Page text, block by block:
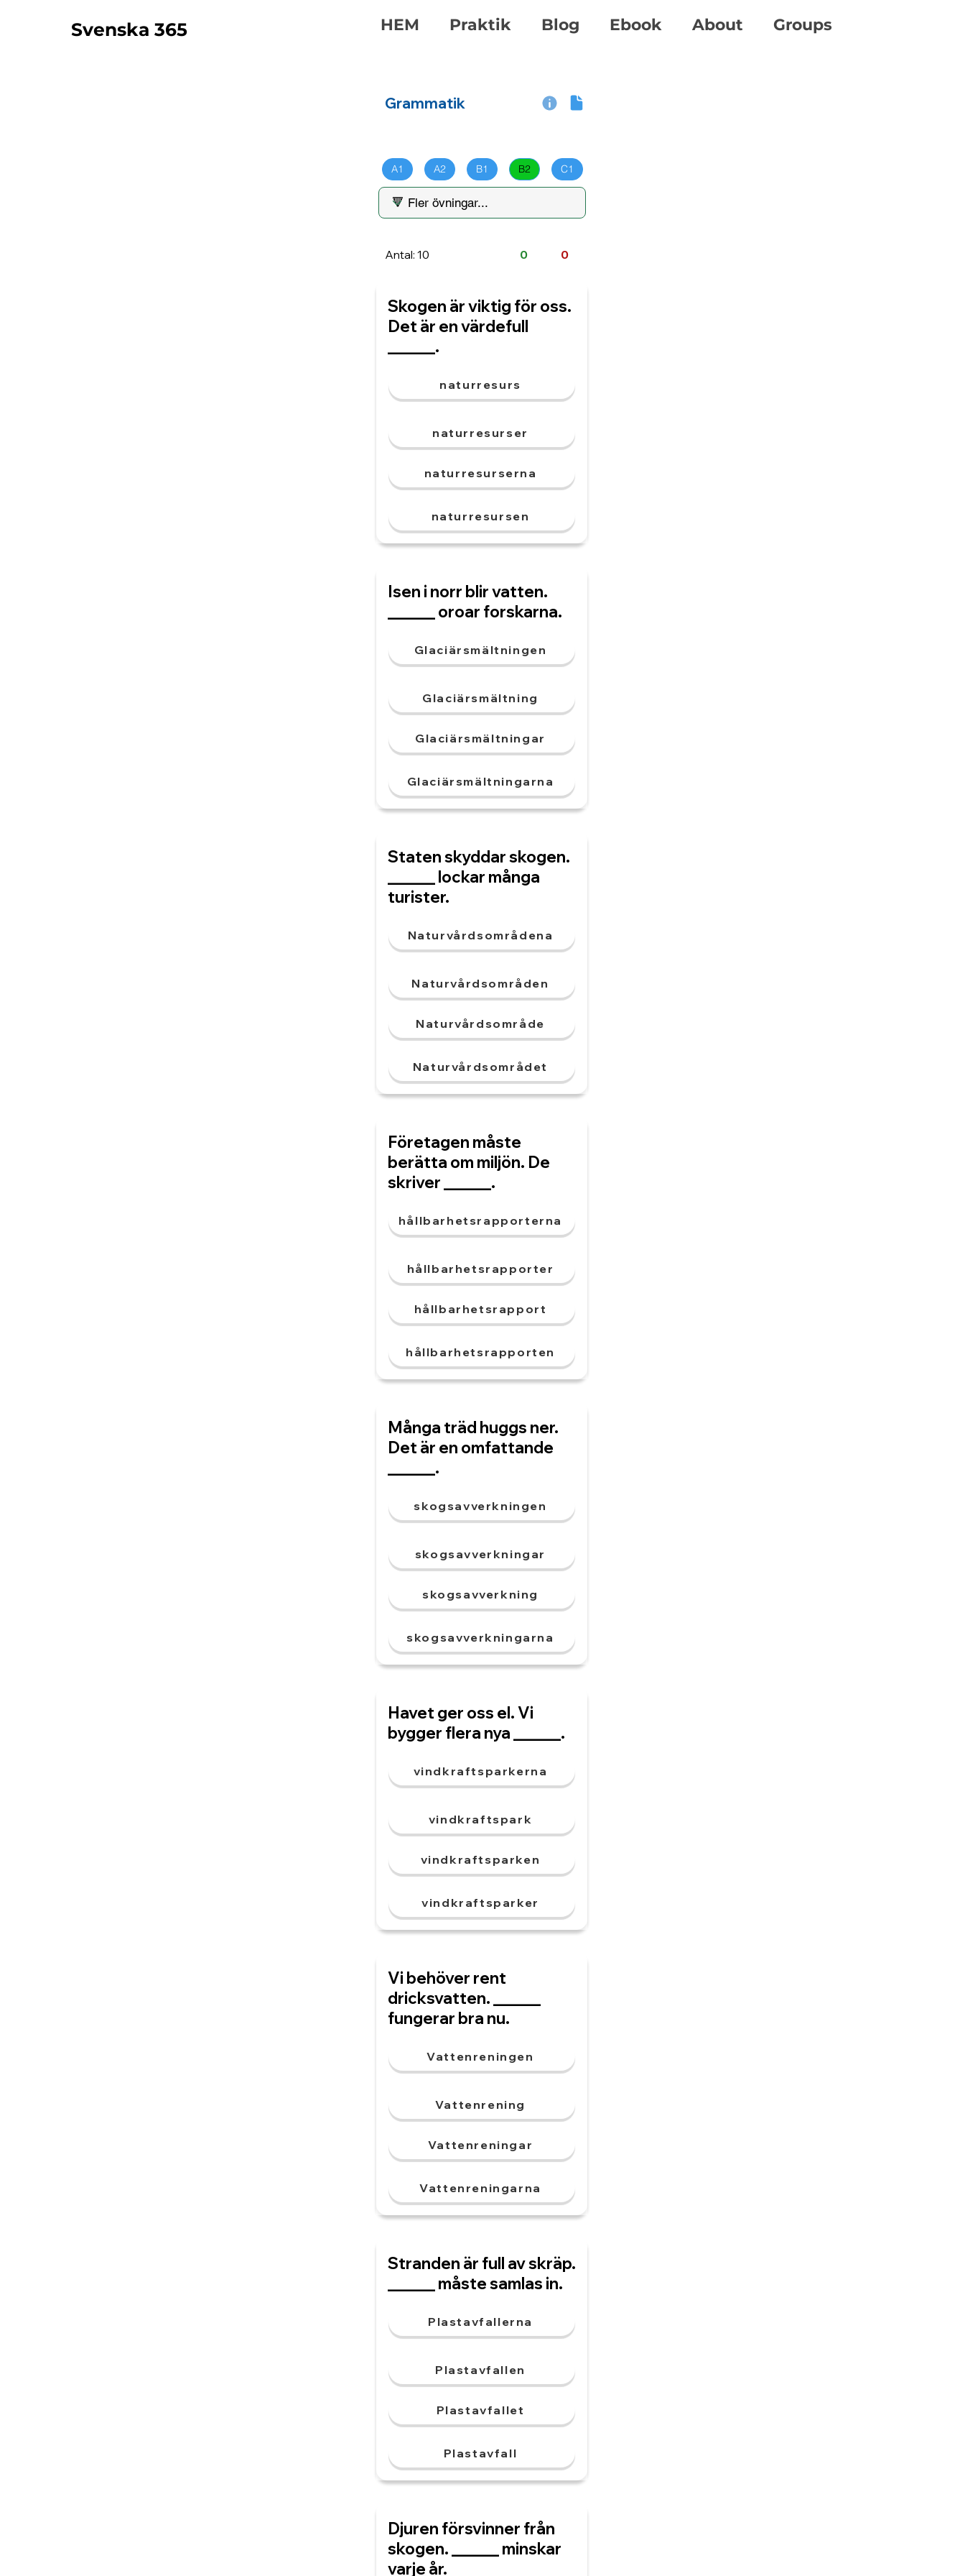
Svenska 365 HEM Praktik Blog Ebook About Groups
Grammatik
A1 A2 B1 B2 C1
Antal: 10 0 0
Skogen är viktig för oss.
Det är en värdefull
______.
naturresurs
naturresurser
naturresurserna
naturresursen
Isen i norr blir vatten.
______ oroar forskarna.
Glaciärsmältningen
Glaciärsmältning
Glaciärsmältningar
Glaciärsmältningarna
Staten skyddar skogen.
______ lockar många
turister.
Naturvårdsområdena
Naturvårdsområden
Naturvårdsområde
Naturvårdsområdet
Företagen måste
berätta om miljön. De
skriver ______.
hållbarhetsrapporterna
hållbarhetsrapporter
hållbarhetsrapport
hållbarhetsrapporten
Många träd huggs ner.
Det är en omfattande
______.
skogsavverkningen
skogsavverkningar
skogsavverkning
skogsavverkningarna
Havet ger oss el. Vi
bygger flera nya ______.
vindkraftsparkerna
vindkraftspark
vindkraftsparken
vindkraftsparker
Vi behöver rent
dricksvatten. ______
fungerar bra nu.
Vattenreningen
Vattenrening
Vattenreningar
Vattenreningarna
Stranden är full av skräp.
______ måste samlas in.
Plastavfallerna
Plastavfallen
Plastavfallet
Plastavfall
Djuren försvinner från
skogen. ______ minskar
varje år.